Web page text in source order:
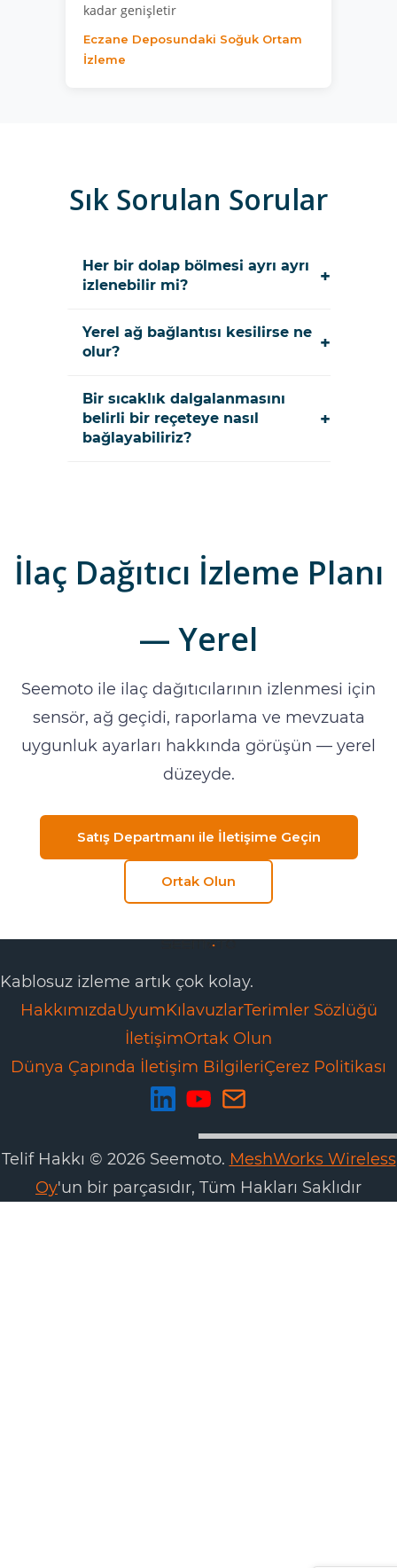
kadar genişletir
Eczane Deposundaki Soğuk Ortam
İzleme
Sık Sorulan Sorular
Her bir dolap bölmesi ayrı ayrı
izlenebilir mi?
+
Yerel ağ bağlantısı kesilirse ne
olur?
+
Bir sıcaklık dalgalanmasını
belirli bir reçeteye nasıl
bağlayabiliriz?
+
İlaç Dağıtıcı İzleme Planı
— Yerel
Seemoto ile ilaç dağıtıcılarının izlenmesi için
sensör, ağ geçidi, raporlama ve mevzuata
uygunluk ayarları hakkında görüşün — yerel
düzeyde.
Satış Departmanı ile İletişime Geçin
Ortak Olun
Kablosuz izleme artık çok kolay.
HakkımızdaUyumKılavuzlarTerimler Sözlüğü
İletişimOrtak Olun
Dünya Çapında İletişim BilgileriÇerez Politikası
Telif Hakkı © 2026 Seemoto. MeshWorks Wireless
Oy'un bir parçasıdır, Tüm Hakları Saklıdır